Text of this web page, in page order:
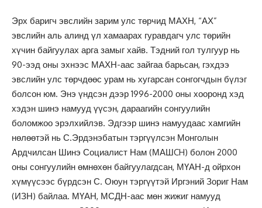
Эрх баригч эвслийн зарим улс төрчид МАХН, “АХ”
эвслийн аль алинд үл хамаарах гуравдагч улс төрийн
хүчин байгуулах арга замыг хайв. Тэдний гол тулгуур нь
90-ээд оны эхнээс МАХН-аас зайгаа барьсан, гэхдээ
эвслийн улс төрчдөөс урам нь хугарсан сонгогчдын бүлэг
болсон юм. Энэ үндсэн дээр 1996-2000 оны хооронд хэд
хэдэн шинэ намууд үүсэн, дараагийн сонгуулийн
боломжоо эрэлхийлэв. Эдгээр шинэ намуудаас хамгийн
нөлөөтэй нь С.Эрдэнэбатын тэргүүлсэн Монголын
Ардчилсан Шинэ Социалист Нам (МАШCH) болон 2000
оны сонгуулийн өмнөхөн байгуулагдсан, МҮАН-д ойрхон
хүмүүсээс бүрдсэн С. Оюун тэргүүтэй Иргэний Зориг Нам
(ИЗН) байлаа. МҮАН, МСДН-аас мөн жижиг намууд